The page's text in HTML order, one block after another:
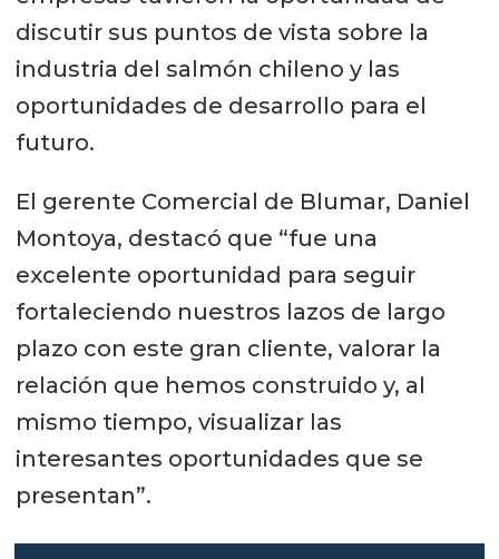
discutir sus puntos de vista sobre la
industria del salmón chileno y las
oportunidades de desarrollo para el
futuro.
El gerente Comercial de Blumar, Daniel
Montoya, destacó que “fue una
excelente oportunidad para seguir
fortaleciendo nuestros lazos de largo
plazo con este gran cliente, valorar la
relación que hemos construido y, al
mismo tiempo, visualizar las
interesantes oportunidades que se
presentan”.